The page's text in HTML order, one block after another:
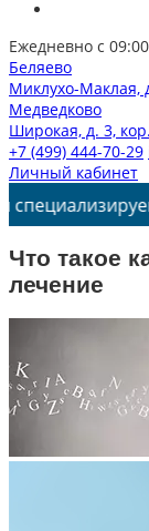
Ежедневно с
Беляево
Миклухо-Маклая,
Медведково
Широкая, д. 3,
+7 (499) 444-70-29
Личный кабинет
на
Что такое
лечение